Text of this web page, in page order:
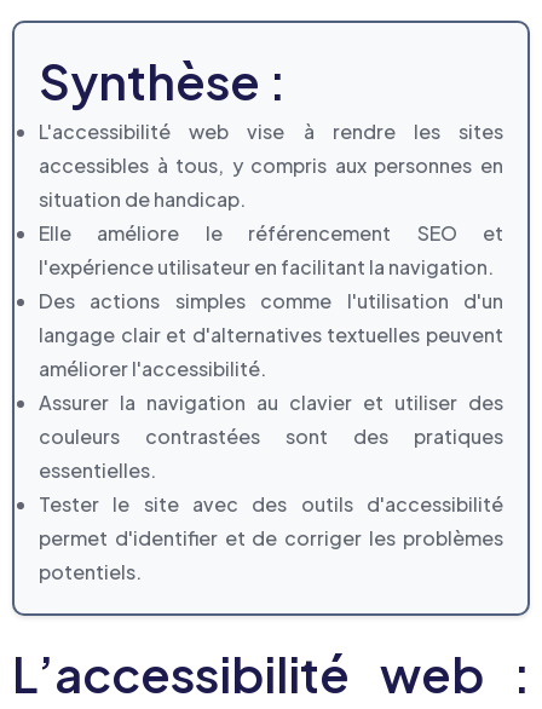
Synthèse :
L'accessibilité web vise à rendre les sites
accessibles à tous, y compris aux personnes en
situation de handicap.
Elle améliore le référencement SEO et
l'expérience utilisateur en facilitant la navigation.
Des actions simples comme l'utilisation d'un
langage clair et d'alternatives textuelles peuvent
améliorer l'accessibilité.
Assurer la navigation au clavier et utiliser des
couleurs contrastées sont des pratiques
essentielles.
Tester le site avec des outils d'accessibilité
permet d'identifier et de corriger les problèmes
potentiels.
L’accessibilité web :